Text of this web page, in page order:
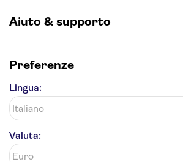
Aiuto & supporto
Preferenze
Lingua:
Valuta: